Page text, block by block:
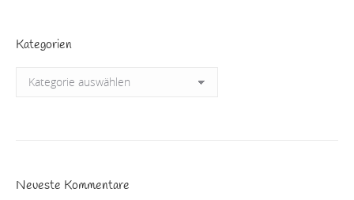
Kategorien
Kategorien
Neueste Kommentare